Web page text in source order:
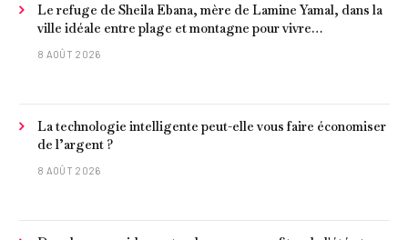
Le refuge de Sheila Ebana, mère de Lamine Yamal, dans la
ville idéale entre plage et montagne pour vivre
tranquillement près de Barcelone
8 AOÛT 2026
La technologie intelligente peut-elle vous faire économiser
de l’argent ?
8 AOÛT 2026